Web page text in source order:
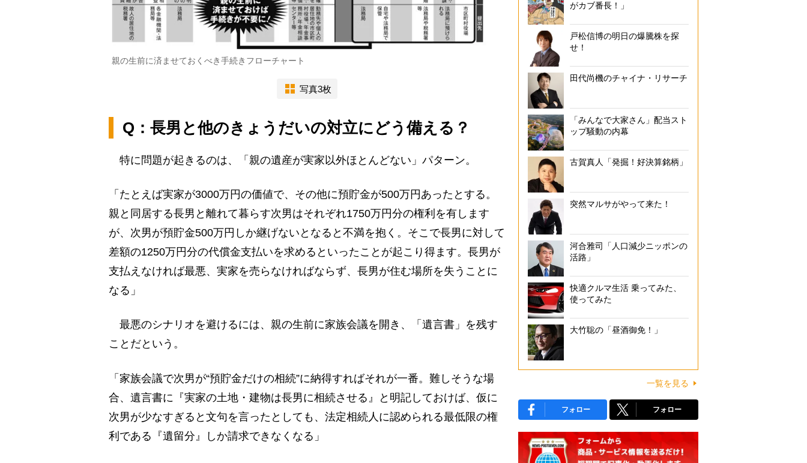
親の生前に済ませておくべき手続きフローチャート
写真3枚
Q：長男と他のきょうだいの対立にどう備える？
特に問題が起きるのは、「親の遺産が実家以外ほとんどない」パターン。
「たとえば実家が3000万円の価値で、その他に預貯金が500万円あったとする。
親と同居する長男と離れて暮らす次男はそれぞれ1750万円分の権利を有します
が、次男が預貯金500万円しか継げないとなると不満を抱く。そこで長男に対して
差額の1250万円分の代償金支払いを求めるといったことが起こり得ます。長男が
支払えなければ最悪、実家を売らなければならず、長男が住む場所を失うことに
なる」
最悪のシナリオを避けるには、親の生前に家族会議を開き、「遺言書」を残す
ことだという。
「家族会議で次男が“預貯金だけの相続”に納得すればそれが一番。難しそうな場
合、遺言書に『実家の土地・建物は長男に相続させる』と明記しておけば、仮に
次男が少なすぎると文句を言ったとしても、法定相続人に認められる最低限の権
利である『遺留分』しか請求できなくなる」
がカブ番長！」
戸松信博の明日の爆騰株を探
せ！
田代尚機のチャイナ・リサーチ
「みんなで大家さん」配当スト
ップ騒動の内幕
古賀真人「発掘！好決算銘柄」
突然マルサがやって来た！
河合雅司「人口減少ニッポンの
活路」
快適クルマ生活 乗ってみた、
使ってみた
大竹聡の「昼酒御免！」
一覧を見る
フォロー フォロー